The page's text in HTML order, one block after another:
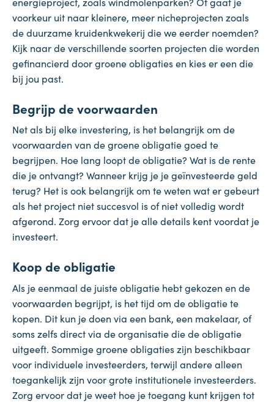
voorkeur uit naar kleinere, meer nicheprojecten zoals
de duurzame kruidenkwekerij die we eerder noemden?
Kijk naar de verschillende soorten projecten die worden
gefinancierd door groene obligaties en kies er een die
bij jou past.
Begrijp de voorwaarden
Net als bij elke investering, is het belangrijk om de
voorwaarden van de groene obligatie goed te
begrijpen. Hoe lang loopt de obligatie? Wat is de rente
die je ontvangt? Wanneer krijg je je geïnvesteerde geld
terug? Het is ook belangrijk om te weten wat er gebeurt
als het project niet succesvol is of niet volledig wordt
afgerond. Zorg ervoor dat je alle details kent voordat je
investeert.
Koop de obligatie
Als je eenmaal de juiste obligatie hebt gekozen en de
voorwaarden begrijpt, is het tijd om de obligatie te
kopen. Dit kun je doen via een bank, een makelaar, of
soms zelfs direct via de organisatie die de obligatie
uitgeeft. Sommige groene obligaties zijn beschikbaar
voor individuele investeerders, terwijl andere alleen
toegankelijk zijn voor grote institutionele investeerders.
Zorg ervoor dat je weet hoe je toegang kunt krijgen tot